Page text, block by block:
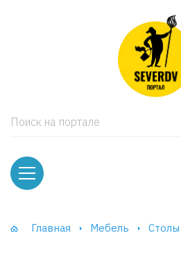
Поиск на портале
Главная Мебель Столы
и тумбы